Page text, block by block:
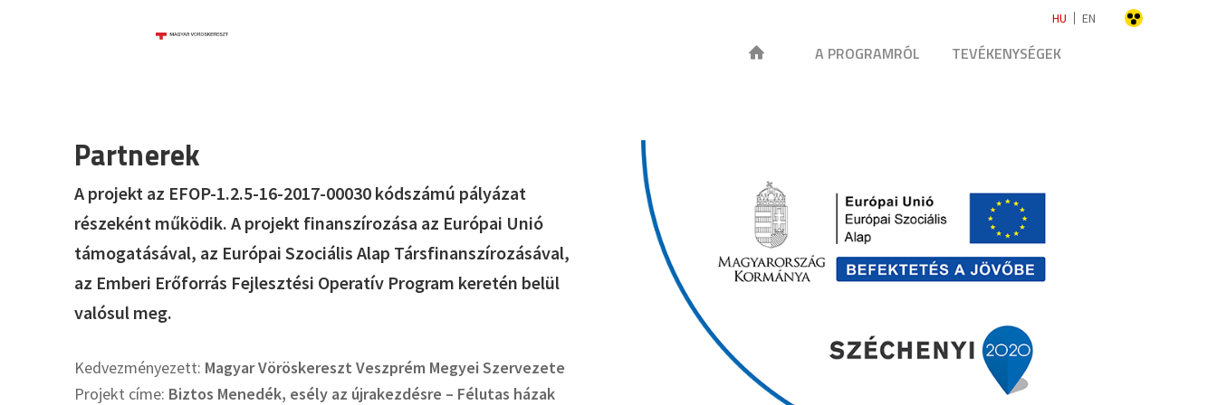
HU EN
A PROGRAMRÓL TEVÉKENYSÉGEK
Partnerek
A projekt az EFOP-1.2.5-16-2017-00030 kódszámú pályázat
részeként működik. A projekt finanszírozása az Európai Unió
támogatásával, az Európai Szociális Alap Társfinanszírozásával,
az Emberi Erőforrás Fejlesztési Operatív Program keretén belül
valósul meg.
Kedvezményezett: Magyar Vöröskereszt Veszprém Megyei Szervezete
Projekt címe: Biztos Menedék, esély az újrakezdésre – Félutas házak